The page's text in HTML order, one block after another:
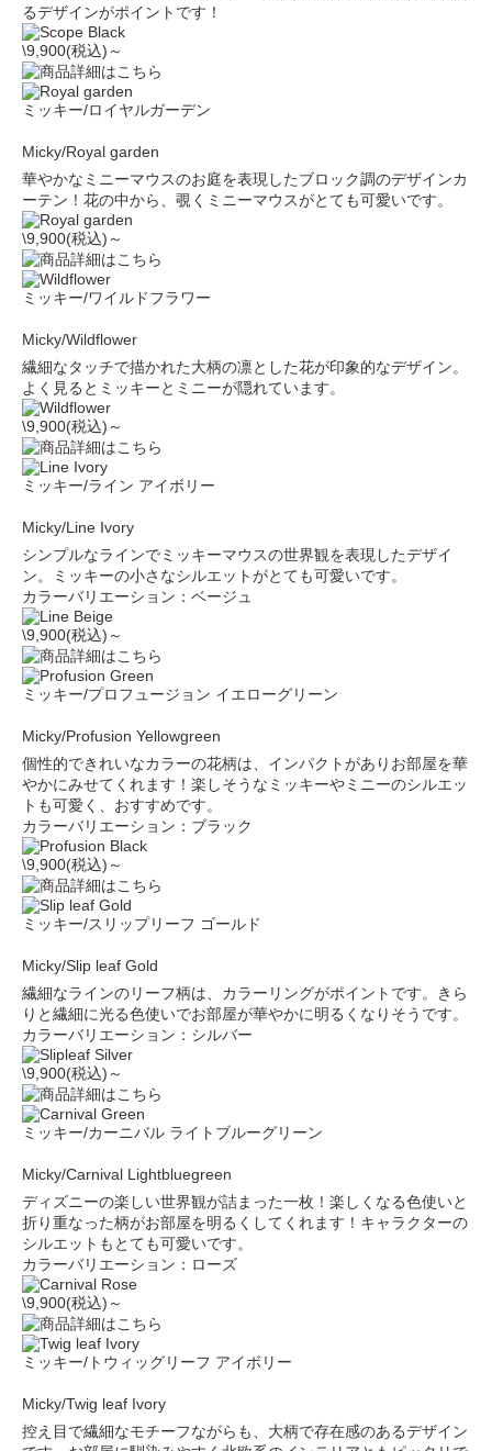
るデザインがポイントです！
\9,900(税込)～
ミッキー/ロイヤルガーデン
Micky/Royal garden
華やかなミニーマウスのお庭を表現したブロック調のデザインカ
ーテン！花の中から、覗くミニーマウスがとても可愛いです。
\9,900(税込)～
ミッキー/ワイルドフラワー
Micky/Wildflower
繊細なタッチで描かれた大柄の凛とした花が印象的なデザイン。
よく見るとミッキーとミニーが隠れています。
\9,900(税込)～
ミッキー/ライン アイボリー
Micky/Line Ivory
シンプルなラインでミッキーマウスの世界観を表現したデザイ
ン。ミッキーの小さなシルエットがとても可愛いです。
カラーバリエーション：ベージュ
\9,900(税込)～
ミッキー/プロフュージョン イエローグリーン
Micky/Profusion Yellowgreen
個性的できれいなカラーの花柄は、インパクトがありお部屋を華
やかにみせてくれます！楽しそうなミッキーやミニーのシルエッ
トも可愛く、おすすめです。
カラーバリエーション：ブラック
\9,900(税込)～
ミッキー/スリップリーフ ゴールド
Micky/Slip leaf Gold
繊細なラインのリーフ柄は、カラーリングがポイントです。きら
りと繊細に光る色使いでお部屋が華やかに明るくなりそうです。
カラーバリエーション：シルバー
\9,900(税込)～
ミッキー/カーニバル ライトブルーグリーン
Micky/Carnival Lightbluegreen
ディズニーの楽しい世界観が詰まった一枚！楽しくなる色使いと
折り重なった柄がお部屋を明るくしてくれます！キャラクターの
シルエットもとても可愛いです。
カラーバリエーション：ローズ
\9,900(税込)～
ミッキー/トウィッグリーフ アイボリー
Micky/Twig leaf Ivory
控え目で繊細なモチーフながらも、大柄で存在感のあるデザイン